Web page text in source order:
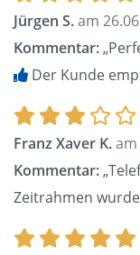
Jürgen S.am
Kommentar:
Der Kunde
Franz Xaver K.am
Kommentar:
Zeitrahmen